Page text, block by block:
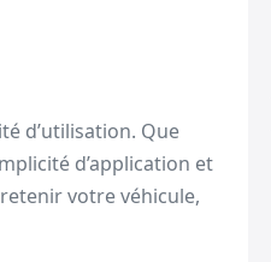
d’utilisation. Que
d’application et
votre véhicule,